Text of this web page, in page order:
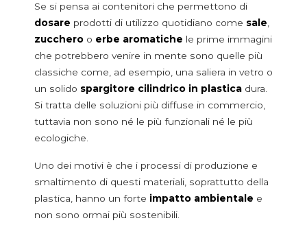
DOSATORI FOOD
Additivi e alimenti in polvere
Additivi alimentari
Baby food
Health food
Latte in polvere
Tè, caffè e bevande istantanee
Cereali e legumi
Amidi
Cereali in grano e da colazione
Farine
Se si pensa ai contenitori che permettono di
dosare prodotti di utilizzo quotidiano come sale
zucchero o erbe aromatiche le prime immagini
che potrebbero venire in mente sono quelle più
classiche come, ad esempio, una saliera in vetro o
un solido spargitore cilindrico in plastica dura.
Si tratta delle soluzioni più diffuse in commercio,
tuttavia non sono né le più funzionali né le più
ecologiche.
Uno dei motivi è che i processi di produzione e
smaltimento di questi materiali, soprattutto della
plastica, hanno un forte impatto ambientale e
non sono ormai più sostenibili.